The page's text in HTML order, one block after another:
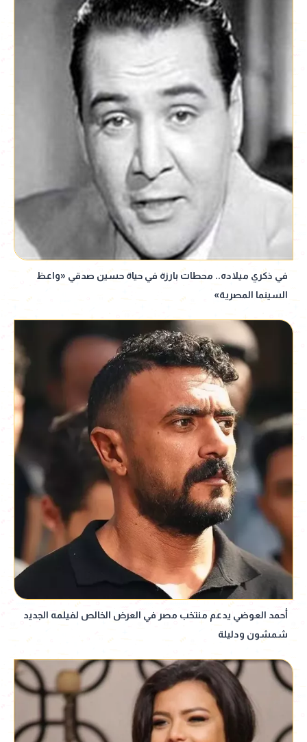
في ذكري ميلاده.. محطات بارزة في حياة حسين صدقي «واعظ
السينما المصرية»
أحمد العوضي يدعم منتخب مصر في العرض الخالص لفيلمه الجديد
شمشون ودليلة